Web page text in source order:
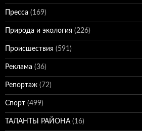
Пресса (169)
Природа и экология (226)
Происшествия (591)
Реклама (36)
Репортаж (72)
Спорт (499)
ТАЛАНТЫ РАЙОНА(16)